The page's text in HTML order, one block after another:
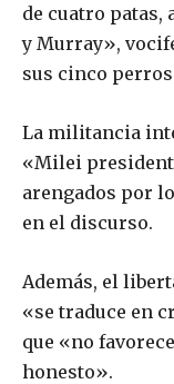
de cuatro patas,
y Murray»,
sus cinco
La militancia
«Milei
arengados por
en el discurso.
Además, el
«se traduce en
que «no
honesto».